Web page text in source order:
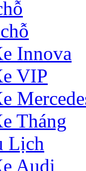
Innova
VIP
Tháng
Lịch
Audi